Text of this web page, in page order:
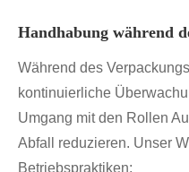
Handhabung während
Während des
kontinuierliche
Umgang mit den Rollen
Abfall reduzieren. Unser
Betriebspraktiken: